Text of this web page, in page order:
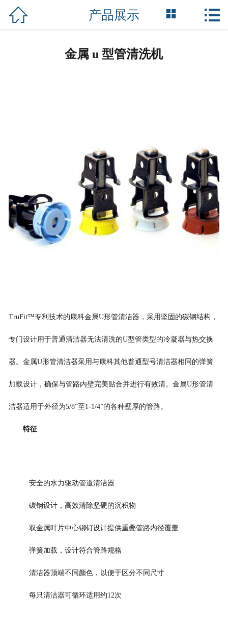
网站首页
资质荣誉
成功案例
联系我们
 产品展示  
金属 u 型管清洗机
TruFit™专利技术的康科金属U形管清洁器 ，采用 坚固的碳钢结构，
专门设计用于普通清洁器无法清洗的U型管类型的冷凝器与热交换
器 。金属U形管清洁器采用与康科其他普通型号清洁器相同的弹簧
加载设计，确保与管路内壁完美贴合并进行有效清。金属U形管清
洁器适用于外径为5/8”至1-1/4”的各种壁厚的管路 。
特征
安全的水力驱动管道清洁器
碳钢设计， 高效清除坚硬的沉积物
双金属叶片中心铆钉设计提供重叠管路内径覆盖
弹簧加载，设计符合管路规格
清洁器顶端不同颜色，以便于区分不同尺寸
每只清洁器可循环适用约12次